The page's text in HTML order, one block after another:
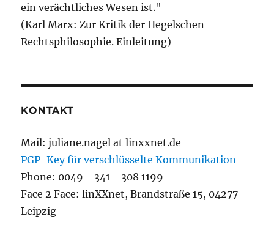
ein verächtliches Wesen ist."
(Karl Marx: Zur Kritik der Hegelschen
Rechtsphilosophie. Einleitung)
KONTAKT
Mail: juliane.nagel at linxxnet.de
PGP-Key für verschlüsselte Kommunikation
Phone: 0049 - 341 - 308 1199
Face 2 Face: linXXnet, Brandstraße 15, 04277
Leipzig